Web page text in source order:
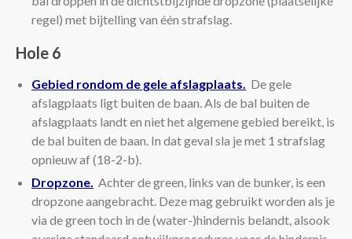
regel) met bijtelling van één strafslag.
Hole 6
Gebied rondom de gele afslagplaats. De gele
afslagplaats ligt buiten de baan. Als de bal buiten de
afslagplaats landt en niet het algemene gebied bereikt, is
de bal buiten de baan. In dat geval sla je met 1 strafslag
opnieuw af (18-2-b).
Dropzone. Achter de green, links van de bunker, is een
dropzone aangebracht. Deze mag gebruikt worden als je
via de green toch in de (water-)hindernis belandt, alsook